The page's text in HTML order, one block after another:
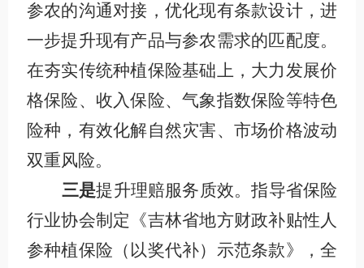
参农的沟通对接，优化现有条款设计，进
一步提升现有产品与参农需求的匹配度。
在夯实传统种植保险基础上，大力发展价
格保险、收入保险、气象指数保险等特色
险种，有效化解自然灾害、市场价格波动
双重风险。
三是提升理赔服务质效。指导省保险
行业协会制定《吉林省地方财政补贴性人
参种植保险（ 以奖代补）示范条款》，全